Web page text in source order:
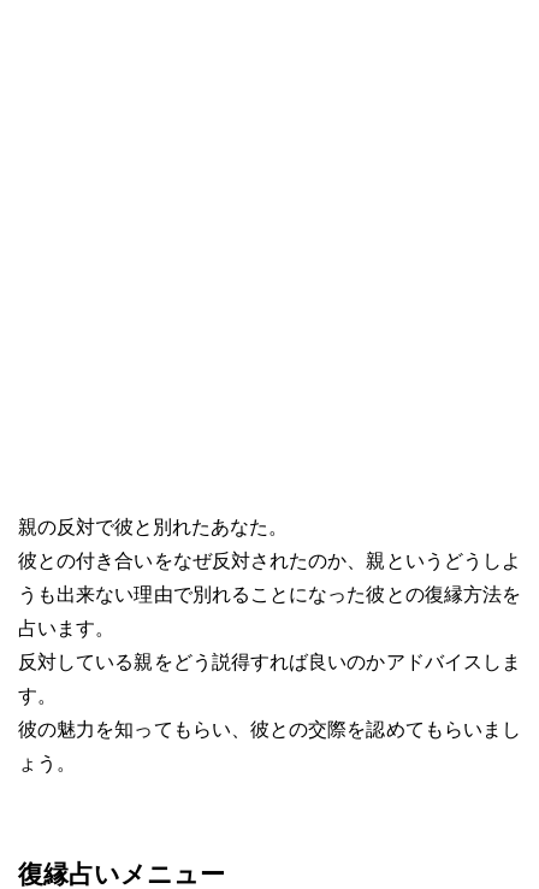
親の反対で彼と別れたあなた。
彼との付き合いをなぜ反対されたのか、親というどうしよ
うも出来ない理由で別れることになった彼との復縁方法を
占います。
反対している親をどう説得すれば良いのかアドバイスしま
す。
彼の魅力を知ってもらい、彼との交際を認めてもらいまし
ょう。
復縁占いメニュー